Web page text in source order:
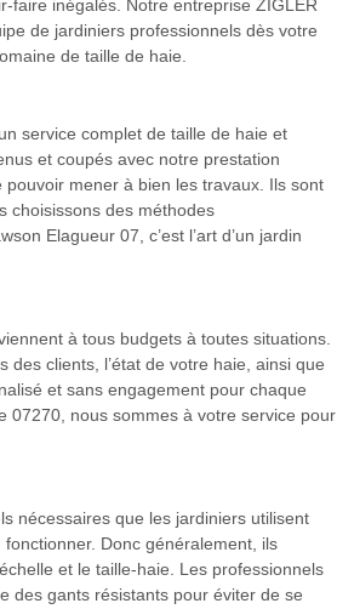
faire inégalés. Notre entreprise ZIGLER
de jardiniers professionnels dès votre
de taille de haie.
service complet de taille de haie et
et coupés avec notre prestation
mener à bien les travaux. Ils sont
choisissons des méthodes
Elagueur 07, c’est l’art d’un jardin
à tous budgets à toutes situations.
clients, l’état de votre haie, ainsi que
et sans engagement pour chaque
07270, nous sommes à votre service pour
nécessaires que les jardiniers utilisent
Donc généralement, ils
et le taille-haie. Les professionnels
des gants résistants pour éviter de se